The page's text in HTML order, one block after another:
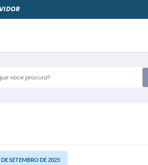
voce procura?
SETEMBRO DE 2025